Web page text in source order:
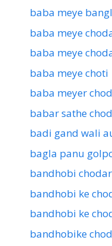
baba meye
baba meye
baba meye
baba meye choti
baba meyer
babar sathe
badi gand wali
bagla panu
bandhobi
bandhobi ke
bandhobi ke
bandhobike